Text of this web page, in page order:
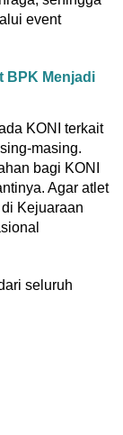
event
BPK Menjadi
KONI terkait
masing.
bagi KONI
Agar atlet
Kejuaraan
seluruh